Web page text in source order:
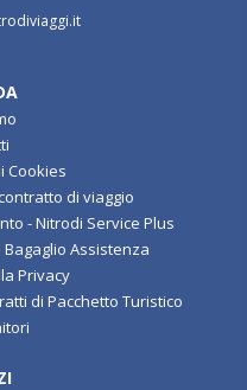
Cookies
di viaggio
- Nitrodi Service Plus
Assistenza
Privacy
di Pacchetto Turistico